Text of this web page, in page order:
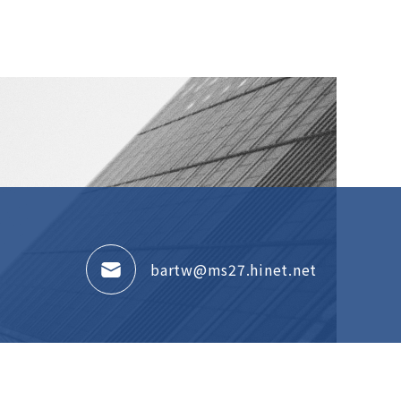
bartw@ms27.hinet.net